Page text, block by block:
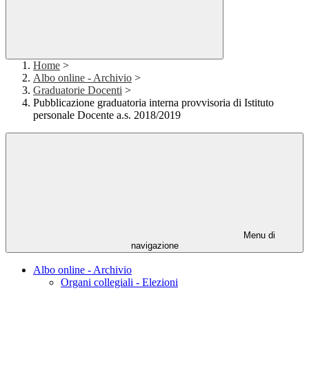
Home >
Albo online - Archivio >
Graduatorie Docenti >
Pubblicazione graduatoria interna provvisoria di Istituto
personale Docente a.s. 2018/2019
Menu di
navigazione
Albo online - Archivio
Organi collegiali - Elezioni